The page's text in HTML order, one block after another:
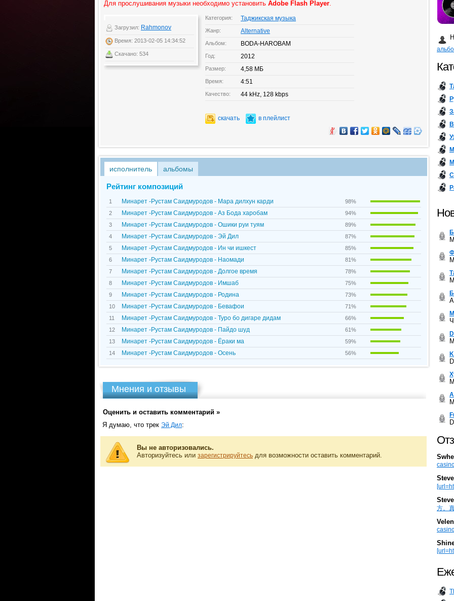
Для прослушивания музыки необходимо установить Adobe Flash Player.
Загрузил: Rahmonov
Время: 2013-02-05 14:34:52
Скачано: 534
Категория: Таджикская музыка
Жанр: Alternative
Альбом: BODA-HAROBAM
Год: 2012
Размер: 4,58 МБ
Время: 4:51
Качество: 44 kHz, 128 kbps
скачать в плейлист
исполнитель альбомы
Рейтинг композиций
1 Минарет -Рустам Саидмуродов - Мара дилхун карди
98%
2
Минарет -Рустам Саидмуродов - Аз Бода харобам
94%
3
Минарет -Рустам Саидмуродов - Ошики руи туям
89%
4
Минарет -Рустам Саидмуродов - Эй Дил
87%
5
Минарет -Рустам Саидмуродов - Ин чи ишкест
85%
6
Минарет -Рустам Саидмуродов - Наомади
81%
7
Минарет -Рустам Саидмуродов - Долгое время
78%
8
Минарет -Рустам Саидмуродов - Имшаб
75%
9
Минарет -Рустам Саидмуродов - Родина
73%
10
Минарет -Рустам Саидмуродов - Бевафои
71%
11
Минарет -Рустам Саидмуродов - Туро бо дигаре дидам
66%
12
Минарет -Рустам Саидмуродов - Пайдо шуд
61%
13
Минарет -Рустам Саидмуродов - Ёраки ма
59%
14
Минарет -Рустам Саидмуродов - Осень 56%
Мнения и отзывы
Оценить и оставить комментарий »
Я думаю, что трек Эй Дил:
Вы не авторизовались.
Авторизуйтесь или зарегистрируйтесь для возможности оставить комментарий.
方。